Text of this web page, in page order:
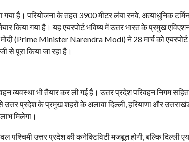
है। परियोजना के तहत 3900 मीटर लंबा रनवे, अत्याधुनिक
किया गया है। यह एयरपोर्ट भविष्य में उत्तर भारत के प्रमुख
(Prime Minister Narendra Modi) ने 28 मार्च को एयरपोर्ट
पूरा किया जा रहा है।
भी तैयार कर ली गई है। उत्तर प्रदेश परिवहन निगम सहित
उत्तर प्रदेश के प्रमुख शहरों के अलावा दिल्ली, हरियाणा और
मिलेगा।
पश्चिमी उत्तर प्रदेश की कनेक्टिविटी मजबूत होगी, बल्कि दिल्ली